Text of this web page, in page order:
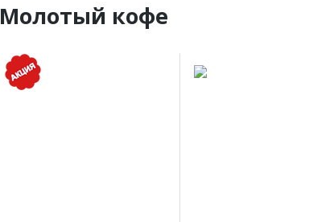
Молотый кофе